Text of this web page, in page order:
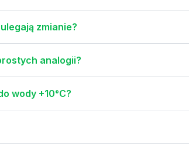
zmianie?
analogii?
wody +10°C?